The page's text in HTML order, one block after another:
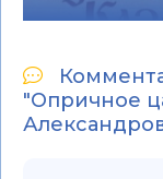
"Опричное